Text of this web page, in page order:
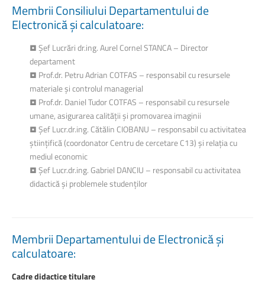
MembriiConsiliuluiDepartamentuluide
Electronicășicalculatoare:
• Șef Lucrări dr.ing. Aurel Cornel STANCA – Director
departament
• Prof.dr. Petru Adrian COTFAS – responsabil cu resursele
materiale şi controlul managerial
• Prof.dr. Daniel Tudor COTFAS – responsabil cu resursele
umane, asigurarea calității și promovarea imaginii
• Şef Lucr.dr.ing. Cătălin CIOBANU – responsabil cu activitatea
științifică (coordonator Centru de cercetare C13) și relația cu
mediul economic
• Şef Lucr.dr.ing. Gabriel DANCIU – responsabil cu activitatea
didactică şi problemele studenților
MembriiDepartamentuluideElectronicăși
calculatoare:
Cadre didactice titulare